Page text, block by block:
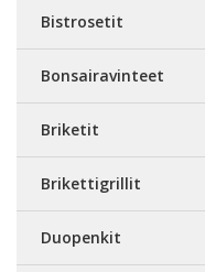
Bistrosetit
Bonsairavinteet
Briketit
Brikettigrillit
Duopenkit